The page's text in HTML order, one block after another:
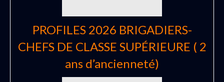
PROFILES 2026 BRIGADIERS-
CHEFS DE CLASSE SUPÉRIEURE ( 2
ans d’ancienneté)